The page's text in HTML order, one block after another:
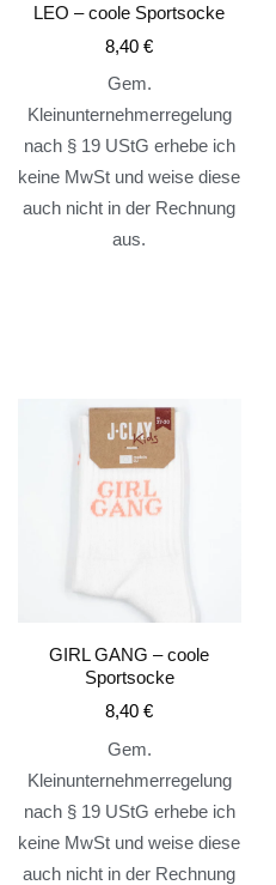
LEO – coole Sportsocke
8,40€
Gem.
Kleinunternehmerregelung
nach § 19 UStG erhebe ich
keine MwSt und weise diese
auch nicht in der Rechnung
aus.
GIRL GANG – coole
Sportsocke
8,40€
Gem.
Kleinunternehmerregelung
nach § 19 UStG erhebe ich
keine MwSt und weise diese
auch nicht in der Rechnung